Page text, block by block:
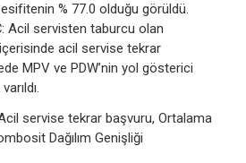
% 77.0 olduğu görüldü.
Acil servisten taburcu olan
acil servise tekrar
MPV ve PDW’nin yol gösterici
servise tekrar başvuru, Ortalama
Dağılım Genişliği